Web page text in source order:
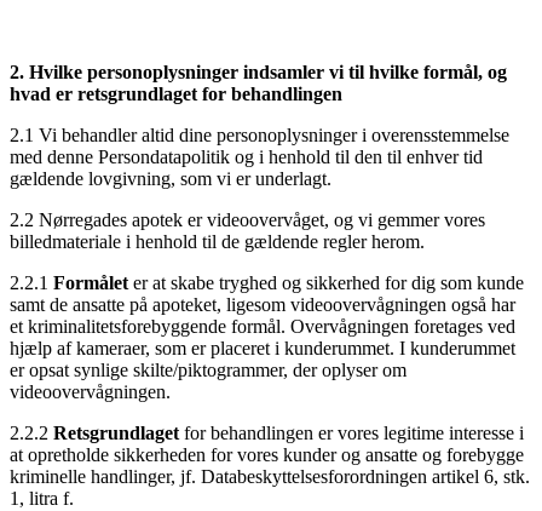
2. Hvilke personoplysninger indsamler vi til hvilke formål, og
hvad er retsgrundlaget for behandlingen
2.1 Vi behandler altid dine personoplysninger i overensstemmelse
med denne Persondatapolitik og i henhold til den til enhver tid
gældende lovgivning, som vi er underlagt.
2.2 Nørregades apotek er videoovervåget, og vi gemmer vores
billedmateriale i henhold til de gældende regler herom.
2.2.1 Formålet er at skabe tryghed og sikkerhed for dig som kunde
samt de ansatte på apoteket, ligesom videoovervågningen også har
et kriminalitetsforebyggende formål. Overvågningen foretages ved
hjælp af kameraer, som er placeret i kunderummet. I kunderummet
er opsat synlige skilte/piktogrammer, der oplyser om
videoovervågningen.
2.2.2 Retsgrundlaget for behandlingen er vores legitime interesse i
at opretholde sikkerheden for vores kunder og ansatte og forebygge
kriminelle handlinger, jf. Databeskyttelsesforordningen artikel 6, stk.
1, litra f.